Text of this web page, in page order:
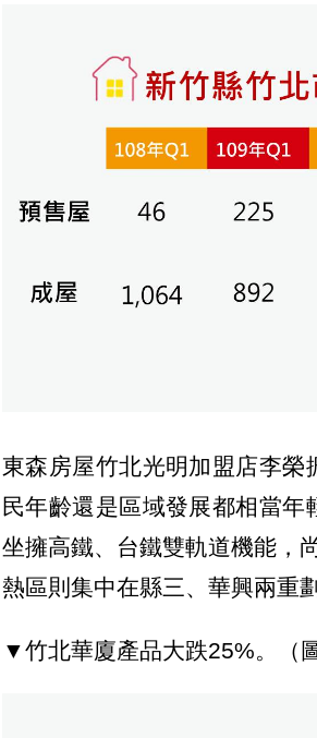
東森房屋竹北光明加盟店李
民年齡還是區域發展都相當
坐擁高鐵、台鐵雙軌道機能，
熱區則集中在縣三、華興兩重
▼竹北華廈產品大跌25%。（